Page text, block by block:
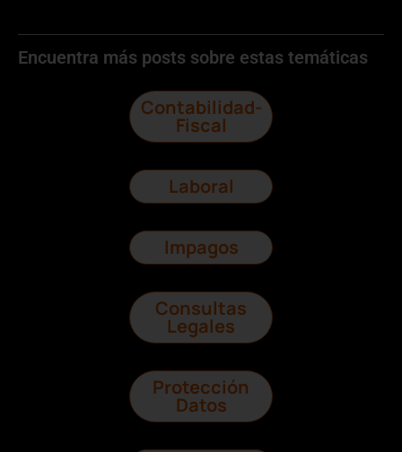
Encuentra más posts sobre estas temáticas
Contabilidad-
Fiscal
Laboral
Impagos
Consultas
Legales
Protección
Datos